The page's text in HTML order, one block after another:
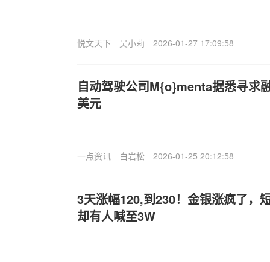
悦文天下 吴小莉 2026-01-27 17:09:58
自动驾驶公司M{o}menta据悉寻求
美元
一点资讯 白岩松 2026-01-25 20:12:58
3天涨幅120,到230！金银涨疯了，
却有人喊至3W